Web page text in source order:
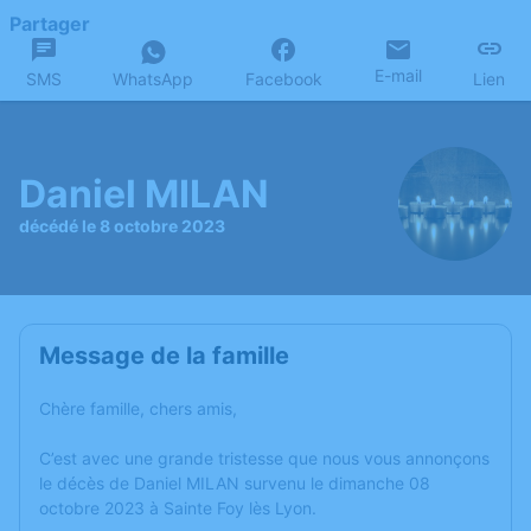
Partager
SMS WhatsApp Facebook E-mail Lien
Daniel MILAN
décédé le 8 octobre 2023
Message de la famille
Chère famille, chers amis,
C’est avec une grande tristesse que nous vous annonçons
le décès de Daniel MILAN survenu le dimanche 08
octobre 2023 à Sainte Foy lès Lyon.